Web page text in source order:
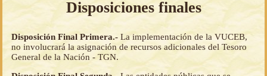
Disposiciones finales
Disposición Final Primera.- La implementación de la VUCEB,
no involucrará la asignación de recursos adicionales del Tesoro
General de la Nación - TGN.